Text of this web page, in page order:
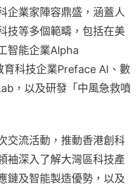
企業家陣容鼎盛，涵蓋人
技等多個範疇，包括在美
智能企業Alpha
科技企業Preface AI、數
，以及研發「中風急救噴
交流活動，推動香港創科
袖深入了解大灣區科技產
鏈及智能製造優勢，以及